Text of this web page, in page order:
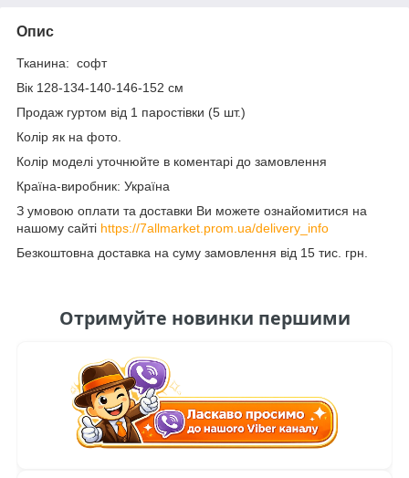
Опис
Тканина: софт
Вік 128-134-140-146-152 см
Продаж гуртом від 1 паростівки (5 шт.)
Колір як на фото.
Колір моделі уточнюйте в коментарі до замовлення
Країна-виробник: Україна
З умовою оплати та доставки Ви можете ознайомитися на
нашому сайті https://7allmarket.prom.ua/delivery_info
Безкоштовна доставка на суму замовлення від 15 тис. грн.
Отримуйте новинки першими